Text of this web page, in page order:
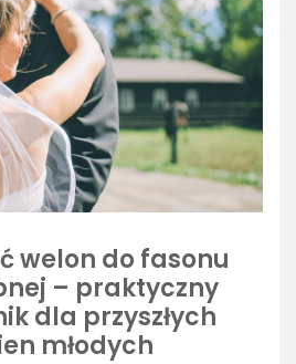
welon do fasonu
– praktyczny
dla przyszłych
młodych